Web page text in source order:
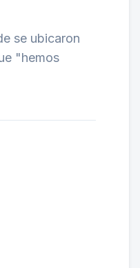
se ubicaron
"hemos